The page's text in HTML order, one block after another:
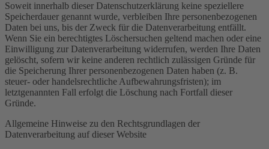
Soweit innerhalb dieser Datenschutzerklärung keine speziellere
Speicherdauer genannt wurde, verbleiben Ihre personenbezogenen
Daten bei uns, bis der Zweck für die Datenverarbeitung entfällt.
Wenn Sie ein berechtigtes Löschersuchen geltend machen oder eine
Einwilligung zur Datenverarbeitung widerrufen, werden Ihre Daten
gelöscht, sofern wir keine anderen rechtlich zulässigen Gründe für
die Speicherung Ihrer personenbezogenen Daten haben (z. B.
steuer- oder handelsrechtliche Aufbewahrungsfristen); im
letztgenannten Fall erfolgt die Löschung nach Fortfall dieser
Gründe.
Allgemeine Hinweise zu den Rechtsgrundlagen der
Datenverarbeitung auf dieser Website